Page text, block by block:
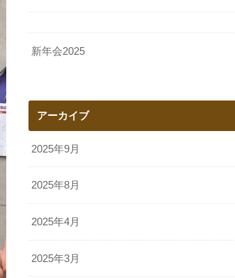
新年会2025
アーカイブ
2025年9月
2025年8月
2025年4月
2025年3月